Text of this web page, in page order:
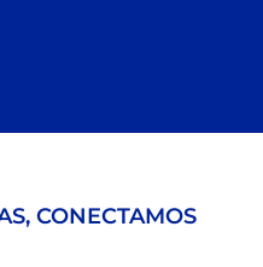
CONECTAMOS